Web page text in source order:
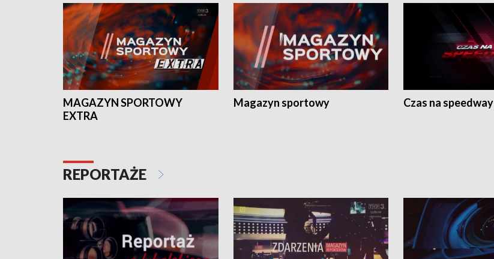
MAGAZYN SPORTOWY
EXTRA
Magazyn sportowy Czas na speedway
REPORTAŻE